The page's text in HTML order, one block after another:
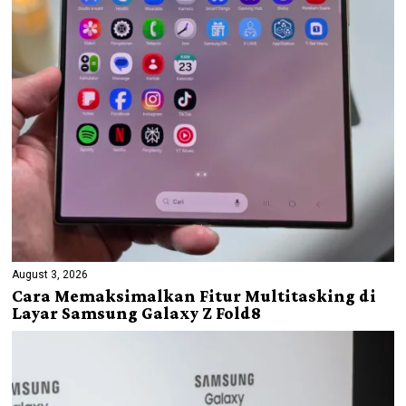
August 3, 2026
Cara Memaksimalkan Fitur Multitasking di
Layar Samsung Galaxy Z Fold8